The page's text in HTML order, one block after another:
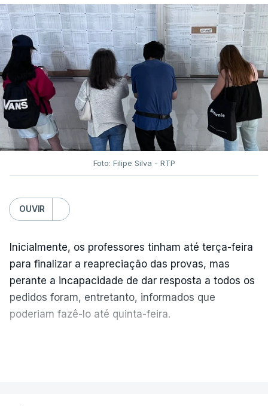
Foto: Filipe Silva - RTP
OUVIR
Inicialmente, os professores tinham até terça-feira
para finalizar a reapreciação das provas, mas
perante a incapacidade de dar resposta a todos os
pedidos foram, entretanto, informados que
poderiam fazê-lo até quinta-feira.